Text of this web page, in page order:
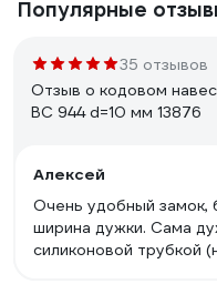
Популярные
35 отзывов
Отзыв о кодовом
ВС 944 d=10 мм 13876
Алексей
Очень удобный замок,
ширина дужки. Сама
силиконовой трубкой